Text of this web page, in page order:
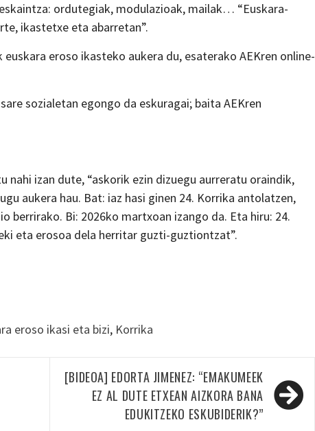
ordutegiak, modulazioak, mailak… “Euskara-
ikastetxe eta abarretan”.
eroso ikasteko aukera du, esaterako AEKren online-
sozialetan egongo da eskuragai; baita AEKren
nahi izan dute, “askorik ezin dizuegu aurreratu oraindik,
aukera hau. Bat: iaz hasi ginen 24. Korrika antolatzen,
berrirako. Bi: 2026ko martxoan izango da. Eta hiru: 24.
eta erosoa dela herritar guzti-guztiontzat”.
eroso ikasi eta bizi, Korrika
[BIDEOA] EDORTA JIMENEZ: “EMAKUMEEK
EZ AL DUTE ETXEAN AIZKORA BANA
EDUKITZEKO ESKUBIDERIK?”